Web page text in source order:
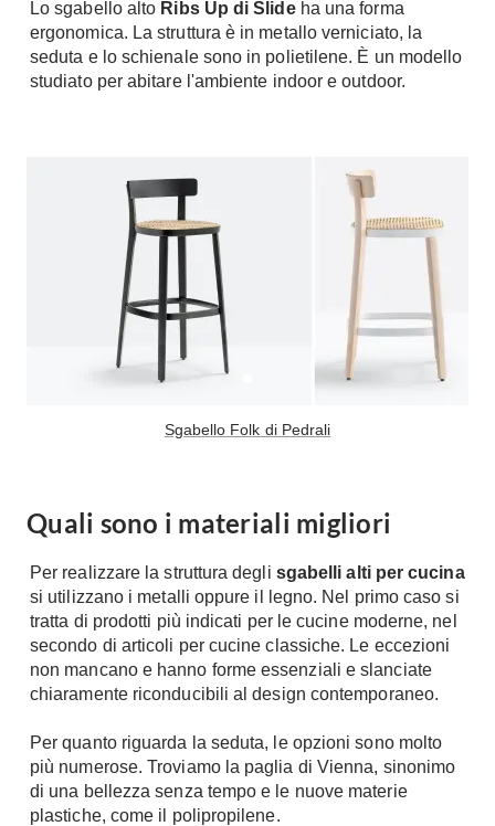
Lo sgabello alto Ribs Up di Slideha una forma
ergonomica. La struttura è in metallo verniciato, la
seduta e lo schienale sono in polietilene. È un modello
studiato per abitare l'ambiente indoor e outdoor.
Sgabello Folk di Pedrali
Quali sono i materiali migliori
Per realizzare la struttura degli sgabelli alti per cucina
si utilizzano i metalli oppure il legno. Nel primo caso si
tratta di prodotti più indicati per le cucine moderne, nel
secondo di articoli per cucine classiche. Le eccezioni
non mancano e hanno forme essenziali e slanciate
chiaramente riconducibili al design contemporaneo.
Per quanto riguarda la seduta, le opzioni sono molto
più numerose. Troviamo la paglia di Vienna, sinonimo
di una bellezza senza tempo e le nuove materie
plastiche, come il polipropilene.